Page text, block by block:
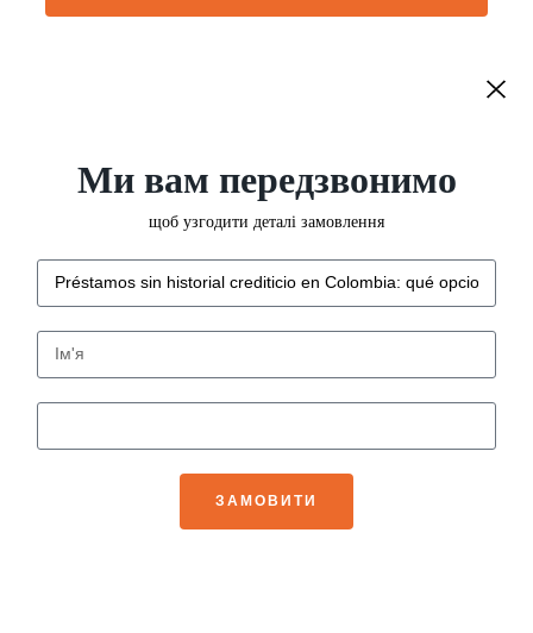
Ми вам передзвонимо
щоб узгодити деталі замовлення
ЗАМОВИТИ